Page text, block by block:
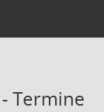
Termine